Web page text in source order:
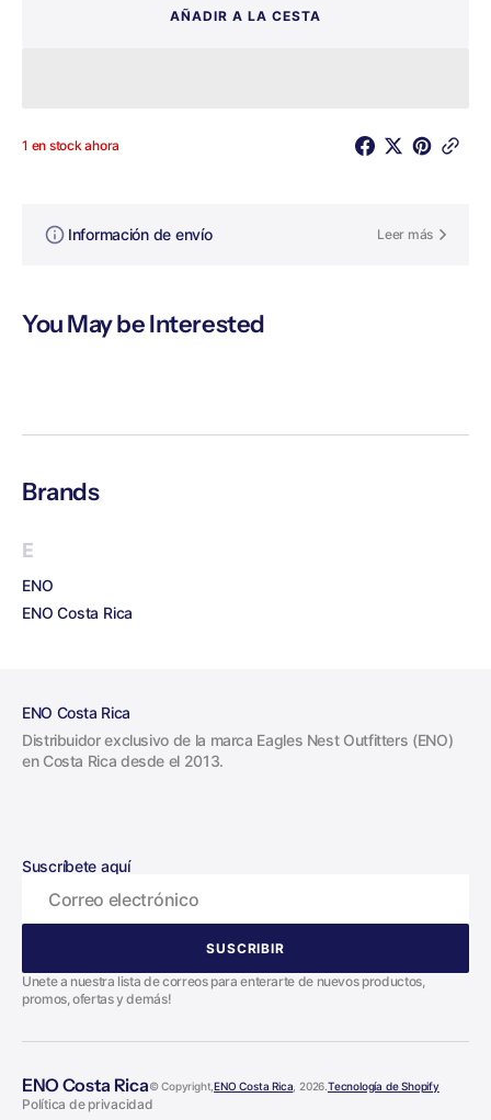
AÑADIR A LA CESTA
1 en stock ahora
Información de envío Leer más
You May be Interested
Brands
E
ENO
ENO Costa Rica
ENO Costa Rica
Distribuidor exclusivo de la marca Eagles Nest Outfitters (ENO)
en Costa Rica desde el 2013.
Suscríbete aquí
Correo electrónico
SUSCRIBIR
SUSCRIBIR
Unete a nuestra lista de correos para enterarte de nuevos productos,
promos, ofertas y demás!
ENO Costa Rica© Copyright,ENO Costa Rica , 2026.Tecnología de Shopify
Política de privacidad